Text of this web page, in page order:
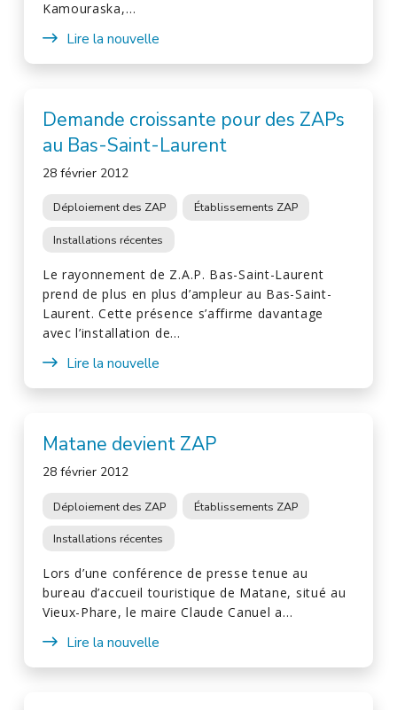
Kamouraska,…
Lire la nouvelle
Demande croissante pour des ZAPs
au Bas-Saint-Laurent
28 février 2012
Déploiement des ZAP Établissements ZAP
Installations récentes
Le rayonnement de Z.A.P. Bas-Saint-Laurent
prend de plus en plus d’ampleur au Bas-Saint-
Laurent. Cette présence s’affirme davantage
avec l’installation de…
Lire la nouvelle
Matane devient ZAP
28 février 2012
Déploiement des ZAP Établissements ZAP
Installations récentes
Lors d’une conférence de presse tenue au
bureau d’accueil touristique de Matane, situé au
Vieux-Phare, le maire Claude Canuel a…
Lire la nouvelle